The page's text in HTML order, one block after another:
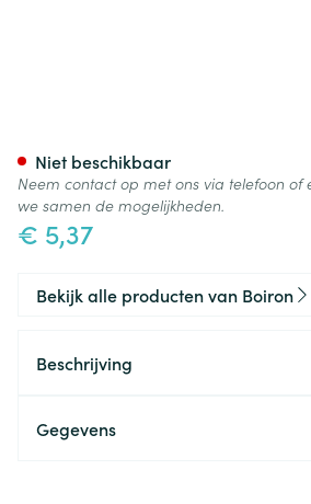
€ 5,37
Niet beschikbaar
Neem contact op met ons via telefoon of
we samen de mogelijkheden.
Bekijk alle producten van Boiron
Beschrijving
Gegevens